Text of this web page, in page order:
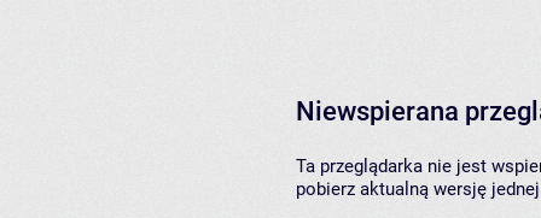
Niewspierana
Ta przeglądarka nie jest
pobierz aktualną wersję